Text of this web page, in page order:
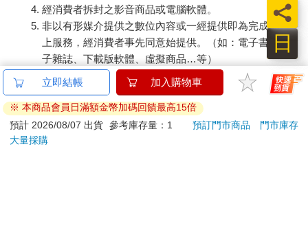
經消費者拆封之影音商品或電腦軟體。
非以有形媒介提供之數位內容或一經提供即為完成之線
上服務，經消費者事先同意始提供。（如：電子書、電
子雜誌、下載版軟體、虛擬商品…等）
已拆封之個人衛生用品。（如：內衣褲、刮鬍刀、除毛
若非上列種類商品，均享有到貨7天的猶豫期（含例假
日）。
辦理退換貨時，商品（組合商品恕無法接受單獨退貨）必須
日
員